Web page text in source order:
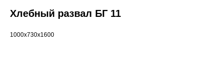
Хлебный развал БГ 11
1000х730х1600